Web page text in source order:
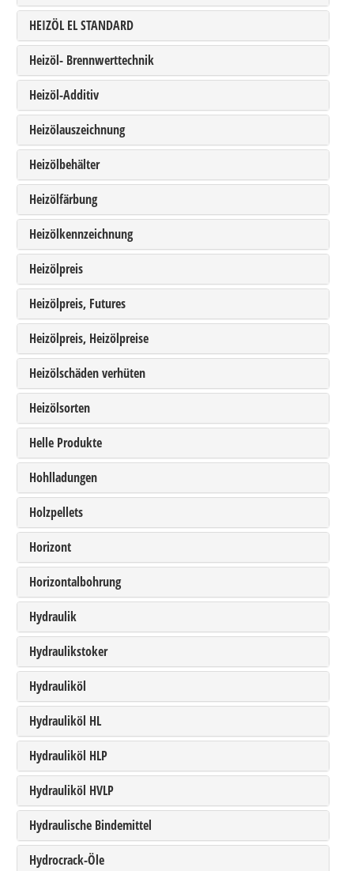
HEIZÖL EL STANDARD
Heizöl- Brennwerttechnik
Heizöl-Additiv
Heizölauszeichnung
Heizölbehälter
Heizölfärbung
Heizölkennzeichnung
Heizölpreis
Heizölpreis, Futures
Heizölpreis, Heizölpreise
Heizölschäden verhüten
Heizölsorten
Helle Produkte
Hohlladungen
Holzpellets
Horizont
Horizontalbohrung
Hydraulik
Hydraulikstoker
Hydrauliköl
Hydrauliköl HL
Hydrauliköl HLP
Hydrauliköl HVLP
Hydraulische Bindemittel
Hydrocrack-Öle